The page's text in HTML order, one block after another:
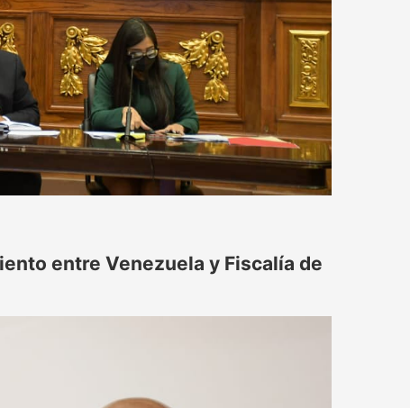
entre Venezuela y Fiscalía de